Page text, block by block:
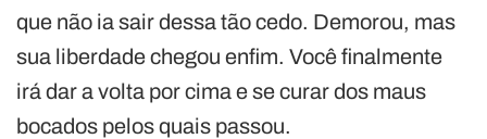
que não ia sair dessa tão cedo. Demorou, mas
sua liberdade chegou enfim. Você finalmente
irá dar a volta por cima e se curar dos maus
bocados pelos quais passou.